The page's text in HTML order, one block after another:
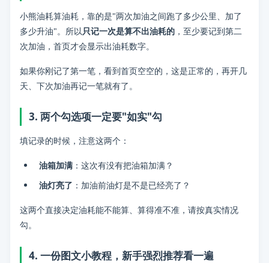
小熊油耗算油耗，靠的是"两次加油之间跑了多少公里、加了
多少升油"。所以 只记一次是算不出油耗的 ，至少要记到第二
次加油，首页才会显示出油耗数字。
如果你刚记了第一笔，看到首页空空的，这是正常的，再开几
天、下次加油再记一笔就有了。
3. 两个勾选项一定要"如实"勾
填记录的时候，注意这两个：
油箱加满 ：这次有没有把油箱加满？
油灯亮了 ：加油前油灯是不是已经亮了？
这两个直接决定油耗能不能算、算得准不准，请按真实情况
勾。
4. 一份图文小教程，新手强烈推荐看一遍